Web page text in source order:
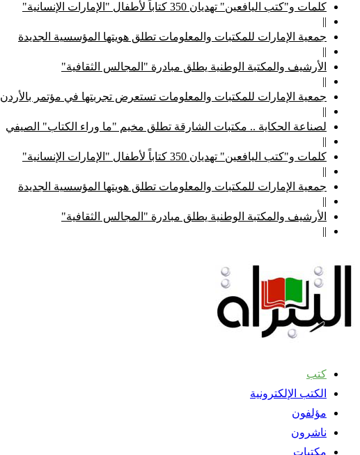
كلمات و"كتب اليافعين" تهديان 350 كتاباً لأطفال "الإمارات الإنسانية"
||
جمعية الإمارات للمكتبات والمعلومات تطلق هويتها المؤسسية الجديدة
||
الأرشيف والمكتبة الوطنية يطلق مبادرة "المجالس الثقافية"
||
جمعية الإمارات للمكتبات والمعلومات تستعرض تجربتها في مؤتمر بالأردن
||
لصناعة الحكاية .. مكتبات الشارقة تطلق مخيم "ما وراء الكتاب" الصيفي
||
كلمات و"كتب اليافعين" تهديان 350 كتاباً لأطفال "الإمارات الإنسانية"
||
جمعية الإمارات للمكتبات والمعلومات تطلق هويتها المؤسسية الجديدة
||
الأرشيف والمكتبة الوطنية يطلق مبادرة "المجالس الثقافية"
||
كتب
الكتب الإلكترونية
مؤلفون
ناشرون
مكتبات